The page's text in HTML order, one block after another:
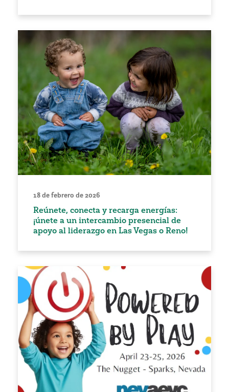
18 de febrero de 2026
Reúnete, conecta y recarga energías:
¡únete a un intercambio presencial de
apoyo al liderazgo en Las Vegas o Reno!